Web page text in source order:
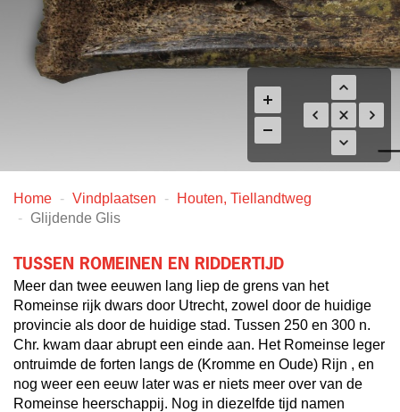
Home Vindplaatsen
Houten, Tiellandtweg
Glijdende Glis
TUSSEN ROMEINEN EN RIDDERTIJD
Meer dan twee eeuwen lang liep de grens van het
Romeinse rijk dwars door Utrecht, zowel door de huidige
provincie als door de huidige stad. Tussen 250 en 300 n.
Chr. kwam daar abrupt een einde aan. Het Romeinse leger
ontruimde de forten langs de (Kromme en Oude) Rijn , en
nog weer een eeuw later was er niets meer over van de
Romeinse heerschappij. Nog in diezelfde tijd namen